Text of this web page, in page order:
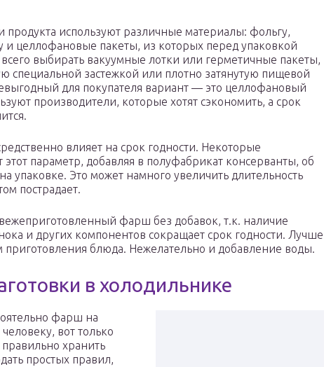
продукта используют различные материалы: фольгу,
и целлофановые пакеты, из которых перед упаковкой
выбирать вакуумные лотки или герметичные пакеты,
специальной застежкой или плотно затянутую пищевой
для покупателя вариант — это целлофановый
производители, которые хотят сэкономить, а срок
влияет на срок годности. Некоторые
параметр, добавляя в полуфабрикат консерванты, об
упаковке. Это может намного увеличить длительность
пострадает.
фарш без добавок, т.к. наличие
и других компонентов сокращает срок годности. Лучше
приготовления блюда. Нежелательно и добавление воды.
в холодильнике
фарш на
вот только
хранить
простых правил,